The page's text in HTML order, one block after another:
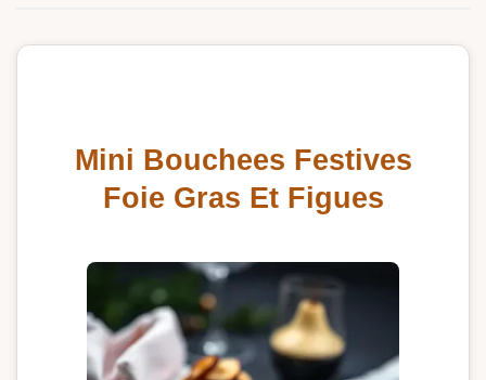
Mini Bouchees Festives
Foie Gras Et Figues